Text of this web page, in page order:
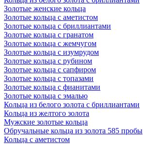
Золотые женские кольца
Золотые кольца с аметистом
Золотые кольца с бриллиантами
Золотые кольца с гранатом
Золотые кольца с жемчугом
Золотые кольца с изумрудом
Золотые кольца с рубином
Золотые кольца с сапфиром
Золотые кольца с топазами
Золотые кольца с фианитами
Золотые кольца с эмалью
Кольца из белого золота с бриллиантами
Кольца из желтого золота
Мужские золотые кольца
Обручальные кольца из золота 585 пробы
Кольца с аметистом